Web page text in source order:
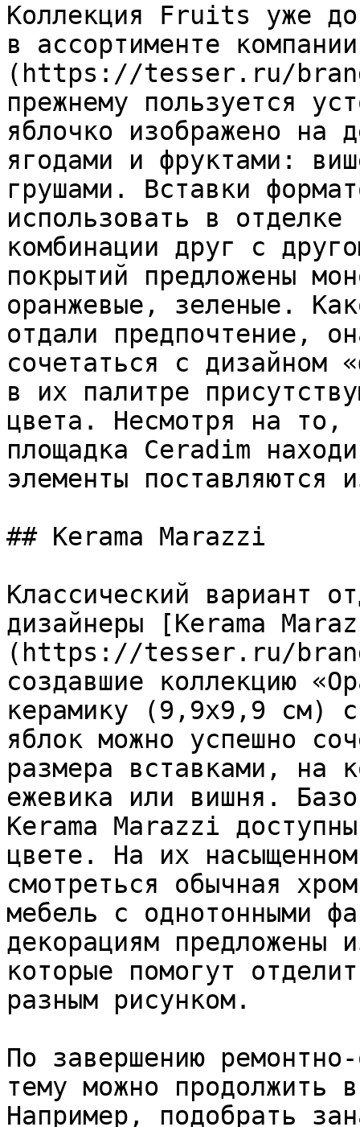
Коллекция Fruits уже
в ассортименте
(https://tesser.ru/
прежнему пользуется
яблочко изображено на
ягодами и фруктами:
грушами. Вставки
использовать в
комбинации друг с
покрытий предложены
оранжевые, зеленые.
отдали предпочтение,
сочетаться с дизайном
в их палитре
цвета. Несмотря на то,
площадка Ceradim
элементы поставляются
## Kerama Marazzi
Классический вариант
дизайнеры [Kerama
(https://tesser.ru/
создавшие коллекцию
керамику (9,9х9,9 см) с
яблок можно успешно
размера вставками, на
ежевика или вишня.
Kerama Marazzi
цвете. На их
смотреться обычная
мебель с однотонными
декорациям предложены
которые помогут
разным рисунком.
По завершению
тему можно продолжить
Например, подобрать